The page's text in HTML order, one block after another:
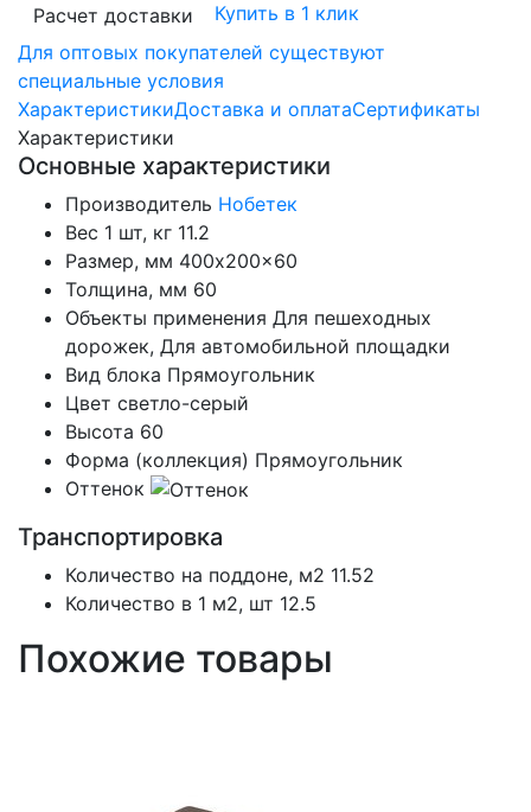
Расчет доставки
Купить в 1 клик
Для оптовых покупателей существуют
специальные условия
ХарактеристикиДоставка и оплатаСертификаты
Характеристики
Основные характеристики
Производитель Нобетек
Вес 1 шт, кг 11.2
Размер, мм 400x200x60
Толщина, мм 60
Объекты применения Для пешеходных
дорожек, Для автомобильной площадки
Вид блока Прямоугольник
Цвет светло-серый
Высота 60
Форма (коллекция) Прямоугольник
Оттенок
Транспортировка
Количество на поддоне, м2 11.52
Количество в 1 м2, шт 12.5
Похожие товары